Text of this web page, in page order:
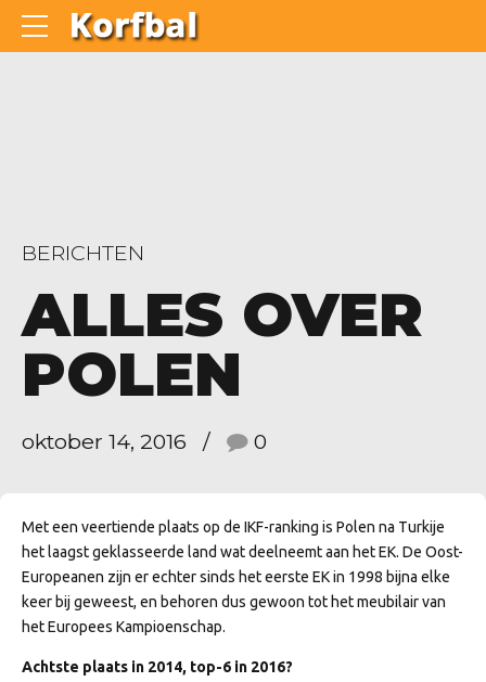
BERICHTEN
ALLES OVER
POLEN
oktober 14, 2016 0
Met een veertiende plaats op de IKF-ranking is Polen na Turkije
het laagst geklasseerde land wat deelneemt aan het EK. De Oost-
Europeanen zijn er echter sinds het eerste EK in 1998 bijna elke
keer bij geweest, en behoren dus gewoon tot het meubilair van
het Europees Kampioenschap.
Achtste plaats in 2014, top-6 in 2016?